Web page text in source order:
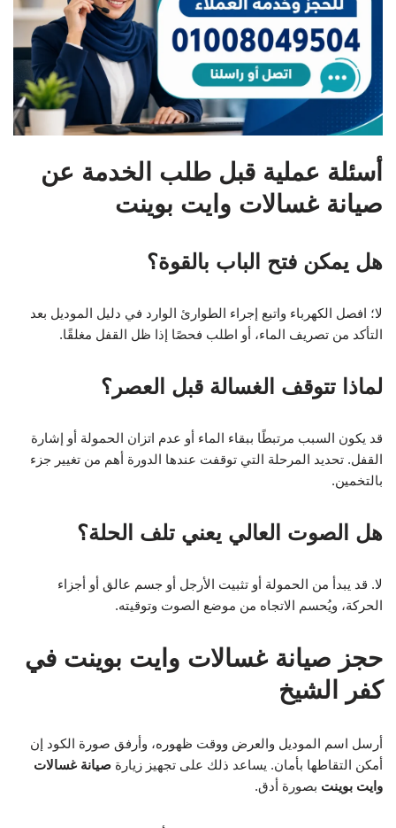
أسئلة عملية قبل طلب الخدمة عن
صيانة غسالات وايت بوينت
هل يمكن فتح الباب بالقوة؟
لا؛ افصل الكهرباء واتبع إجراء الطوارئ الوارد في دليل الموديل بعد
التأكد من تصريف الماء، أو اطلب فحصًا إذا ظل القفل مغلقًا.
لماذا تتوقف الغسالة قبل العصر؟
قد يكون السبب مرتبطًا ببقاء الماء أو عدم اتزان الحمولة أو إشارة
القفل. تحديد المرحلة التي توقفت عندها الدورة أهم من تغيير جزء
بالتخمين.
هل الصوت العالي يعني تلف الحلة؟
لا. قد يبدأ من الحمولة أو تثبيت الأرجل أو جسم عالق أو أجزاء
الحركة، ويُحسم الاتجاه من موضع الصوت وتوقيته.
حجز صيانة غسالات وايت بوينت في
كفر الشيخ
أرسل اسم الموديل والعرض ووقت ظهوره، وأرفق صورة الكود إن
أمكن التقاطها بأمان. يساعد ذلك على تجهيز زيارة صيانة غسالات
وايت بوينت بصورة أدق.